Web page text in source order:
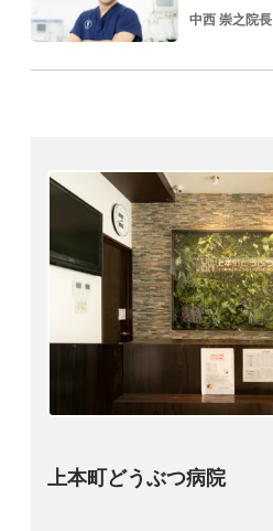
中西 崇之院長
上本町どうぶつ病院